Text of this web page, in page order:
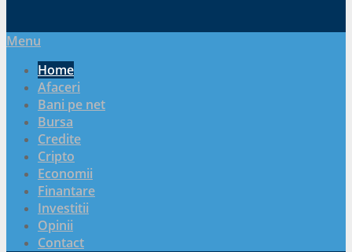
Menu
Home
Afaceri
Bani pe net
Bursa
Credite
Cripto
Economii
Finantare
Investitii
Opinii
Contact